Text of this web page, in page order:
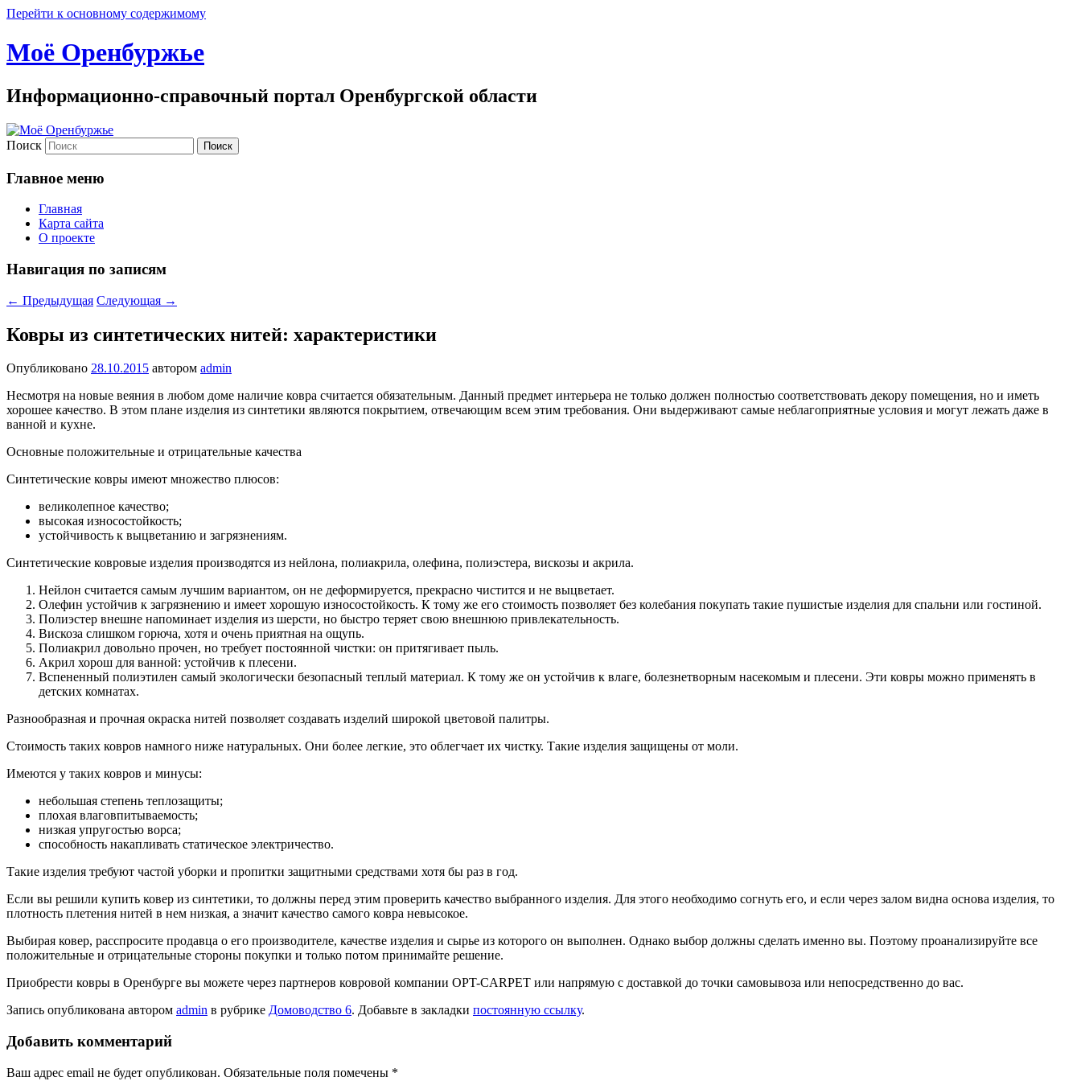
Перейти к основному содержимому
Моё Оренбуржье
Информационно-справочный портал Оренбургской области
Поиск
Главное меню
Главная
Карта сайта
О проекте
Навигация по записям
← Предыдущая Следующая →
Ковры из синтетических нитей: характеристики
Опубликовано 28.10.2015 автором admin
Несмотря на новые веяния в любом доме наличие ковра считается обязательным. Данный предмет интерьера не только должен полностью соответствовать декору помещения, но и иметь
хорошее качество. В этом плане изделия из синтетики являются покрытием, отвечающим всем этим требования. Они выдерживают самые неблагоприятные условия и могут лежать даже в
ванной и кухне.
Основные положительные и отрицательные качества
Синтетические ковры имеют множество плюсов:
великолепное качество;
высокая износостойкость;
устойчивость к выцветанию и загрязнениям.
Синтетические ковровые изделия производятся из нейлона, полиакрила, олефина, полиэстера, вискозы и акрила.
Нейлон считается самым лучшим вариантом, он не деформируется, прекрасно чистится и не выцветает.
Олефин устойчив к загрязнению и имеет хорошую износостойкость. К тому же его стоимость позволяет без колебания покупать такие пушистые изделия для спальни или гостиной.
Полиэстер внешне напоминает изделия из шерсти, но быстро теряет свою внешнюю привлекательность.
Вискоза слишком горюча, хотя и очень приятная на ощупь.
Полиакрил довольно прочен, но требует постоянной чистки: он притягивает пыль.
Акрил хорош для ванной: устойчив к плесени.
Вспененный полиэтилен самый экологически безопасный теплый материал. К тому же он устойчив к влаге, болезнетворным насекомым и плесени. Эти ковры можно применять в
детских комнатах.
Разнообразная и прочная окраска нитей позволяет создавать изделий широкой цветовой палитры.
Стоимость таких ковров намного ниже натуральных. Они более легкие, это облегчает их чистку. Такие изделия защищены от моли.
Имеются у таких ковров и минусы:
небольшая степень теплозащиты;
плохая влаговпитываемость;
низкая упругостью ворса;
способность накапливать статическое электричество.
Такие изделия требуют частой уборки и пропитки защитными средствами хотя бы раз в год.
Если вы решили купить ковер из синтетики, то должны перед этим проверить качество выбранного изделия. Для этого необходимо согнуть его, и если через залом видна основа изделия, то
плотность плетения нитей в нем низкая, а значит качество самого ковра невысокое.
Выбирая ковер, расспросите продавца о его производителе, качестве изделия и сырье из которого он выполнен. Однако выбор должны сделать именно вы. Поэтому проанализируйте все
положительные и отрицательные стороны покупки и только потом принимайте решение.
Приобрести ковры в Оренбурге вы можете через партнеров ковровой компании OPT-CARPET или напрямую с доставкой до точки самовывоза или непосредственно до вас.
Запись опубликована автором admin в рубрике Домоводство 6. Добавьте в закладки постоянную ссылку.
Добавить комментарий
Ваш адрес email не будет опубликован. Обязательные поля помечены *